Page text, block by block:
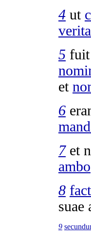
4 ut
5 fuit
et
6
7et
ambo
8
suae
9